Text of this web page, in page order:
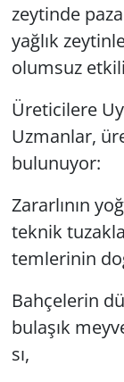
zey­tin­de
yağ­lık
olum­suz
Üre­ti­ci­le­re
Uz­man­lar,
bu­lu­nu­yor:
Za­rar­lı­nın
tek­nik
tem­le­ri­nin
Bah­çe­le­rin
bu­la­şık
sı,